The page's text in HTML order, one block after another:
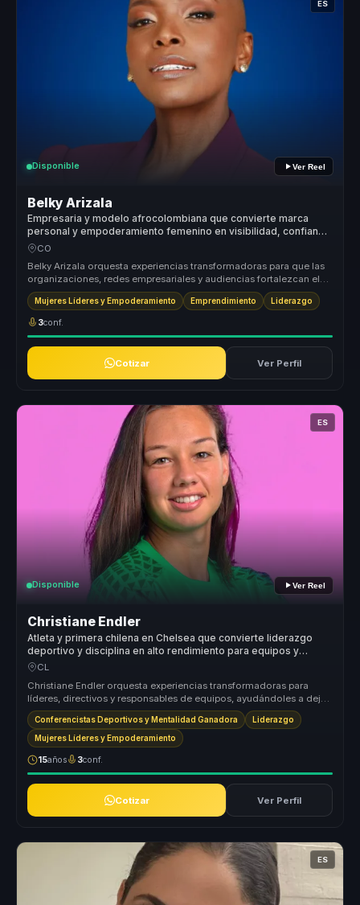
ES
Disponible Ver Reel
Belky Arizala
Empresaria y modelo afrocolombiana que convierte marca
personal y empoderamiento femenino en visibilidad, confianza
y acción para mujeres líderes.
CO
Belky Arizala orquesta experiencias transformadoras para que las
organizaciones, redes empresariales y audiencias fortalezcan el
liderazg...
Mujeres Líderes y Empoderamiento Emprendimiento Liderazgo
3conf.
Cotizar Ver Perfil
ES
Disponible Ver Reel
Christiane Endler
Atleta y primera chilena en Chelsea que convierte liderazgo
deportivo y disciplina en alto rendimiento para equipos y
empresas.
CL
Christiane Endler orquesta experiencias transformadoras para
líderes, directivos y responsables de equipos, ayudándoles a dejar
atrás la ...
Conferencistas Deportivos y Mentalidad Ganadora Liderazgo
Mujeres Líderes y Empoderamiento
15años 3conf.
Cotizar Ver Perfil
ES